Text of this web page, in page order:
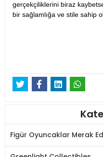
gerçekçiliklerini biraz
bir sağlamlığa ve stile sahip
Figür Oyuncaklar Merak